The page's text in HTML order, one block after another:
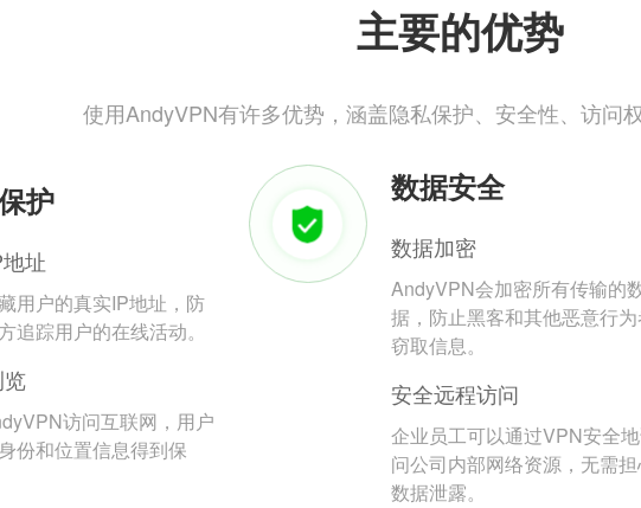
主要的优势
使用AndyVPN有许多优势，涵盖隐私保护、安全性、访问
护
址
用户的真实IP地址，防
追踪用户的在线活动。
访问互联网，用户
份和位置信息得到保
数据安全
数据加密
AndyVPN会加密所有传输的
据，防止黑客和其他恶意行
窃取信息。
安全远程访问
企业员工可以通过VPN安全
问公司内部网络资源，无需
数据泄露。